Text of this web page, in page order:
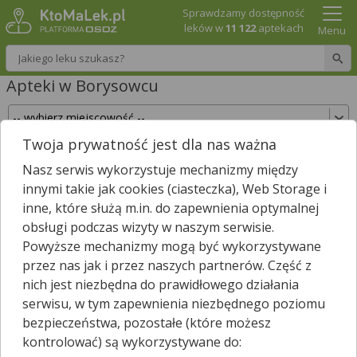
Wpisz nazwę leku
Sprawdzamy dostępność
leków w11 122aptekach Menu
Apteki w Borysowcu
Sprawdź, które apteki w Borysowcu posiadają
Twój lek i zarezerwuj go już teraz!
Wpisz nazwę leku
Wybierz typ aptek
Borysowcunie znaleźliśmy żadnej apteki. Najbliższa apteka
Twoja prywatność jest dla nas ważna
Nasz serwis wykorzystuje mechanizmy między
innymi takie jak cookies (ciasteczka), Web Storage i
inne, które służą m.in. do zapewnienia optymalnej
obsługi podczas wizyty w naszym serwisie.
Powyższe mechanizmy mogą być wykorzystywane
przez nas jak i przez naszych partnerów. Część z
nich jest niezbędna do prawidłowego działania
serwisu, w tym zapewnienia niezbędnego poziomu
bezpieczeństwa, pozostałe (które możesz
kontrolować) są wykorzystywane do: